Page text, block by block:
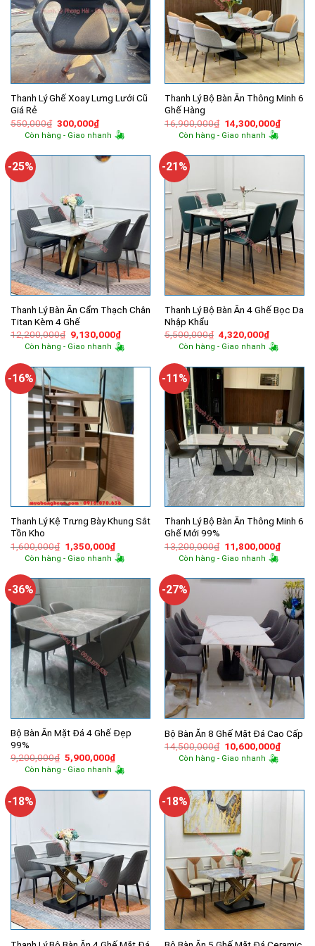
Thanh Lý Ghế Xoay Lưng Lưới Cũ
Giá Rẻ
550,000₫ Giá
gốc
là:
300,000₫Giá
hiện
tại
300,000₫.
Còn hàng - Giao nhanh
Thanh Lý Bộ Bàn Ăn Thông Minh 6
Ghế Hàng
16,900,000₫ Giá
gốc
là:
14,300,000₫Giá
hiện
Còn hàng - Giao nhanh
-25%
Thanh Lý Bàn Ăn Cẩm Thạch Chân
Titan Kèm 4 Ghế
12,200,000₫ Giá
gốc
là:
9,130,000₫Giá
hiện
tại
9,130,000₫.
Còn hàng - Giao nhanh
-21%
Thanh Lý Bộ Bàn Ăn 4 Ghế Bọc Da
Nhập Khẩu
5,500,000₫ Giá
gốc
là:
4,320,000₫Giá
hiện
tại
Còn hàng - Giao nhanh
-16%
Thanh Lý Kệ Trưng Bày Khung Sắt
Tồn Kho
1,600,000₫ Giá
gốc
là:
1,350,000₫Giá
hiện
tại
1,350,000₫.
Còn hàng - Giao nhanh
-11%
Thanh Lý Bộ Bàn Ăn Thông Minh 6
Ghế Mới 99%
13,200,000₫ Giá
gốc
là:
11,800,000₫Giá
hiện
Còn hàng - Giao nhanh
-36%
Bộ Bàn Ăn Mặt Đá 4 Ghế Đẹp
99%
9,200,000₫ Giá
gốc
là:
5,900,000₫Giá
hiện
tại
5,900,000₫.
Còn hàng - Giao nhanh
-27%
Bộ Bàn Ăn 8 Ghế Mặt Đá Cao Cấp
14,500,000₫ Giá
gốc
là:
10,600,000₫Giá
hiện
Còn hàng - Giao nhanh
-18% -18%